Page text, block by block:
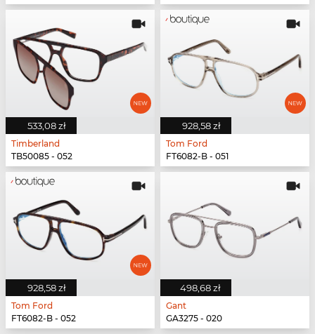
533,08 zł
Timberland
TB50085 - 052
928,58 zł
Tom Ford
FT6082-B - 051
928,58 zł
Tom Ford
FT6082-B - 052
498,68 zł
Gant
GA3275 - 020